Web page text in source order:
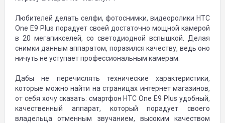
Любителей делать селфи, фотоснимки, видеоролики HTC
One E9 Plus порадует своей достаточно мощной камерой
в 20 мегапикселей, со светодиодной вспышкой. Делая
снимки данным аппаратом, поразился качеству, ведь оно
ничуть не уступает профессиональным камерам.
Дабы не перечислять технические характеристики,
которые можно найти на страницах интернет магазинов,
от себя хочу сказать: смартфон HTC One E9 Plus удобный,
качественный аппарат, который порадует своего
владельца отменным звучанием, высоким качеством